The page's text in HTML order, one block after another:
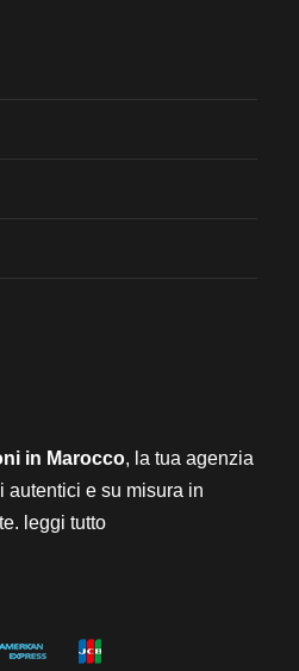
in Marocco, la tua agenzia
autentici e su misura in
leggi tutto